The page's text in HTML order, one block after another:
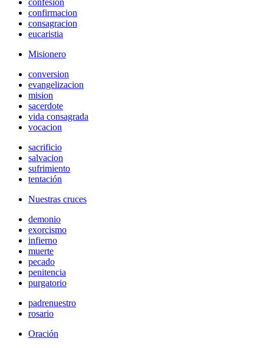
confesion
confirmacion
consagracion
eucaristia
Misionero
conversion
evangelizacion
mision
sacerdote
vida consagrada
vocacion
sacrificio
salvacion
sufrimiento
tentación
Nuestras cruces
demonio
exorcismo
infierno
muerte
pecado
penitencia
purgatorio
padrenuestro
rosario
Oración